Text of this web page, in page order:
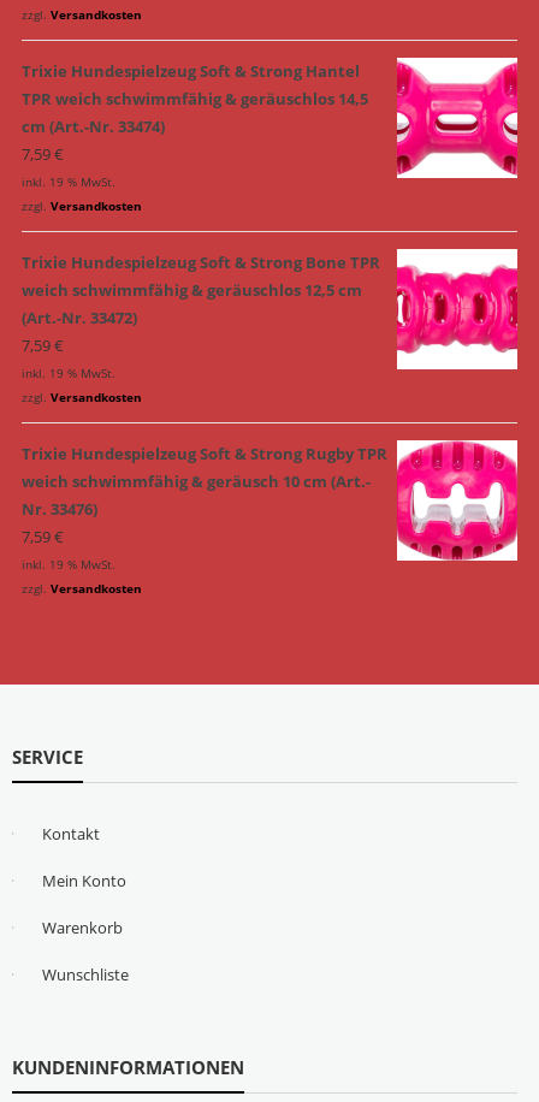
zzgl. Versandkosten
Trixie Hundespielzeug Soft & Strong Hantel
TPR weich schwimmfähig & geräuschlos 14,5
cm (Art.-Nr. 33474)
7,59€
inkl. 19 % MwSt.
zzgl. Versandkosten
Trixie Hundespielzeug Soft & Strong Bone TPR
weich schwimmfähig & geräuschlos 12,5 cm
(Art.-Nr. 33472)
7,59€
inkl. 19 % MwSt.
zzgl. Versandkosten
Trixie Hundespielzeug Soft & Strong Rugby TPR
weich schwimmfähig & geräusch 10 cm (Art.-
Nr. 33476)
7,59€
inkl. 19 % MwSt.
zzgl. Versandkosten
SERVICE
Kontakt
Mein Konto
Warenkorb
Wunschliste
KUNDENINFORMATIONEN